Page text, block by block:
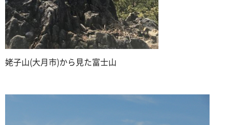
姥子山(大月市)から見た富士山